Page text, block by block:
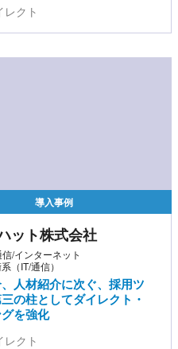
クト
導入事例
ット株式会社
/インターネット
（IT/通信）
人材紹介に次ぐ、採用ツ
の柱としてダイレクト・
を強化
クト